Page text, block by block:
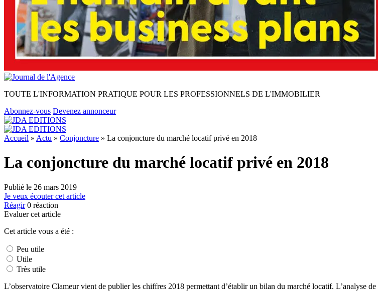
TOUTE L'INFORMATION PRATIQUE POUR LES PROFESSIONNELS DE L'IMMOBILIER
Abonnez-vous Devenez annonceur
Accueil » Actu » Conjoncture » La conjoncture du marché locatif privé en 2018
La conjoncture du marché locatif privé en 2018
Publié le 26 mars 2019
Je veux écouter cet article
Réagir 0 réaction
Evaluer cet article
Cet article vous a été :
Peu utile
Utile
Très utile
L’observatoire Clameur vient de publier les chiffres 2018 permettant d’établir un bilan du marché locatif. L’analyse